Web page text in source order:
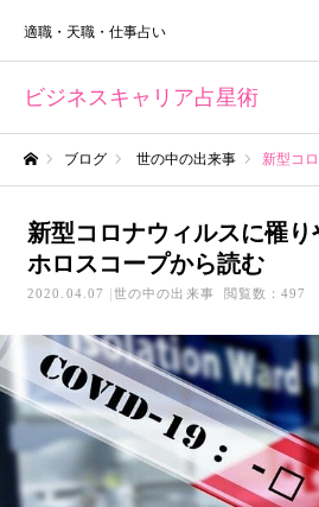
ビジネスキャリア占星術
適職・天職・仕事占い
ブログ 世の中の出来事 新型コロナウ
新型コロナウィルスに罹
ホロスコープから読む
2020.04.07 世の中の出来事 閲覧数：497